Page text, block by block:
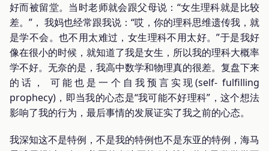
好而被留堂。当时老师就会跟父母说：“女生理科就是比较
差。”， 我妈也经常跟我说：“哎，你的理科思维遗传我，就
是学不会。也不用太难过，女生理科不用太好。”于是我好
像在很小的时候，就知道了我是女生，所以我的理科大概率
学不好。无奈的是，我高中数学和物理真的很差。复盘下来
的话， 可能也是一个自我预言实现(self- fulfilling
prophecy)，即当我的心态是“我可能不好理科”，这个想法
影响了我的行为，最后事情的发展证实了我之前的心态。
我深知这不是特例，不是我的特例也不是东亚的特例，海马